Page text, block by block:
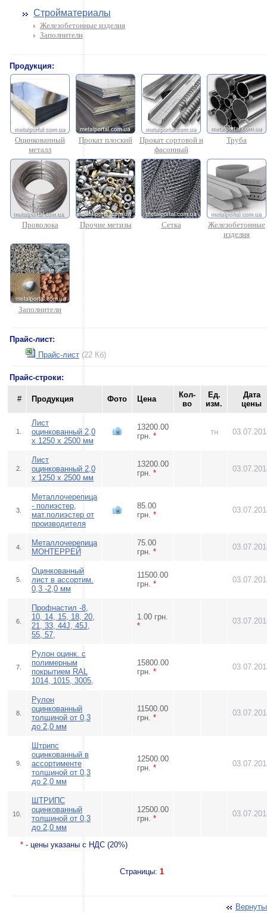
Стройматериалы
Железобетонные изделия
Заполнители
Продукция:
Оцинкованный
металл
Прокат плоский
Прокат сортовой и
фасонный
Труба
Проволока Прочие метизы Сетка
Железобетонные
изделия
Заполнители
Прайс-лист:
Прайс-лист (22 Кб)
Прайс-строки:
# Продукция Фото Цена
Кол-
во
Ед.
изм.
Дата
цены
1.
Лист
оцинкованный 2,0
х 1250 х 2500 мм
13200.00
грн. * тн
2.
Лист
оцинкованный 2,0
х 1250 х 2500 мм
13200.00
грн. *
3.
Металлочерепица
- полиэстер,
мат.полиэстер от
производителя
85.00
грн. *
4.
Металлочерепица
МОНТЕРРЕЙ
75.00
грн. *
5.
Оцинкованный
лист в ассортим.
0,3 -2,0 мм
11500.00
грн. *
6.
Профнастил -8,
10, 14, 15, 18, 20,
21, 33, 44J, 45J,
55, 57,
1.00 грн.
*
7.
Рулон оцинк. с
полимерным
покрытием RAL
1014, 1015, 3005,
15800.00
грн. *
8.
Рулон
оцинкованный
толщиной от 0,3
до 2,0 мм
11500.00
грн. *
9.
Штрипс
оцинкованный в
ассортименте
толщиной от 0,3
до 2,0 мм
12500.00
грн. *
10.
ШТРИПС
оцинкованный
толщиной от 0,3
до 2,0 мм
12500.00
грн. *
* - цены указаны с НДС (20%)
Страницы: 1